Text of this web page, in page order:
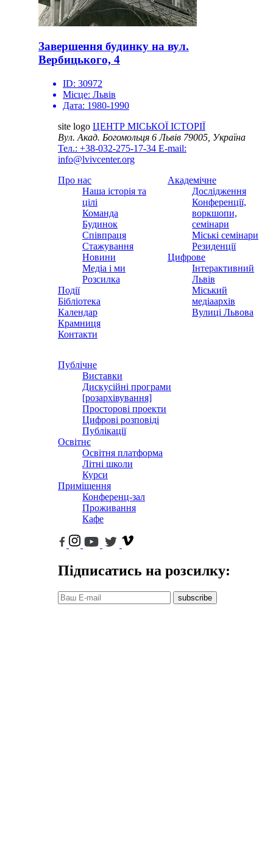
Завершення будинку на вул.
Вербицького, 4
ID: 30972
Місце: Львів
Дата: 1980-1990
site logo ЦЕНТР МІСЬКОЇ ІСТОРІЇ
Вул. Акад. Богомольця 6Львів 79005, Україна
Тел.: +38-032-275-17-34 E-mail:
info@lvivcenter.org
Про нас
Наша історія та
цілі
Команда
Будинок
Співпраця
Стажування
Новини
Медіа і ми
Розсилка
Події
Бібліотека
Календар
Крамниця
Контакти
Академічне
Дослідження
Конференції,
воркшопи,
семінари
Міські семінари
Резиденції
Цифрове
Інтерактивний
Львів
Міський
медіаархів
Вулиці Львова
Публічне
Виставки
Дискусійні програми
[розархівування]
Просторові проекти
Цифрові розповіді
Публікації
Освітнє
Освітня платформа
Літні школи
Курси
Приміщення
Конференц-зал
Проживання
Кафе
Підписатись на розсилку:
subscribe